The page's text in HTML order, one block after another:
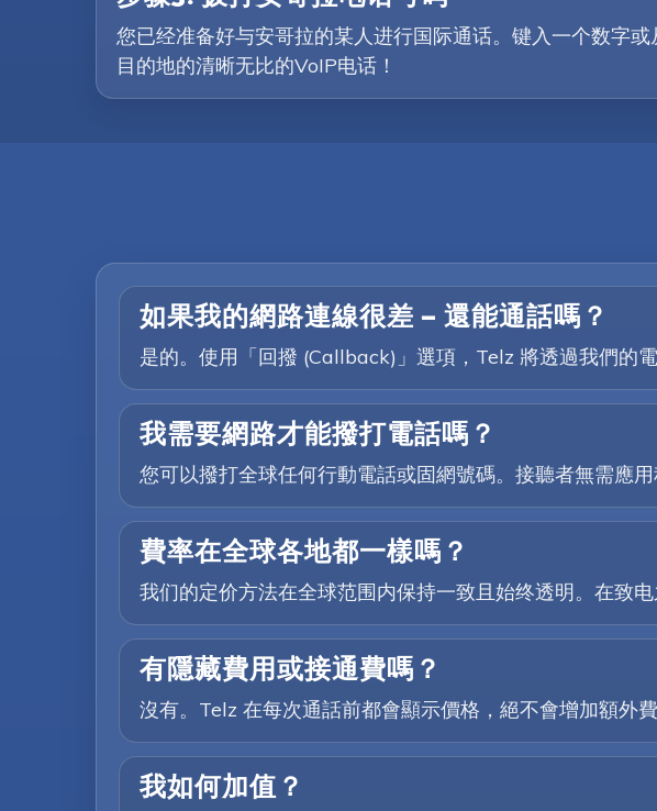
您已经准备好与安哥拉的某人进行国际通话。键入一个数字
目的地的清晰无比的VoIP电话！
如果我的網路連線很差 — 還能通話嗎？
是的。使用「回撥 (Callback)」選項，Telz 將透過我們的
我需要網路才能撥打電話嗎？
您可以撥打全球任何行動電話或固網號碼。接聽者無需應
費率在全球各地都一樣嗎？
我们的定价方法在全球范围内保持一致且始终透明。在致
有隱藏費用或接通費嗎？
沒有。Telz 在每次通話前都會顯示價格，絕不會增加額外費
我如何加值？